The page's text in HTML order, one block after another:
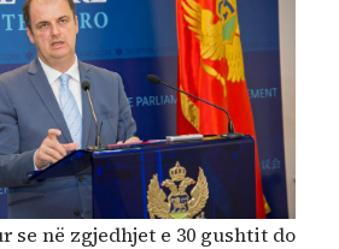
se në zgjedhjet e 30 gushtit do